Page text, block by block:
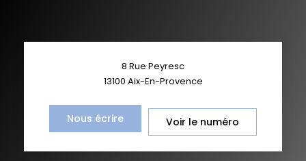
8 Rue Peyresc
13100 Aix-En-Provence
Nous écrire Voir le numéro